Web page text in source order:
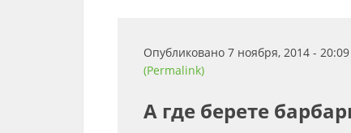
Опубликовано 7 ноября, 2014 -
(Permalink)
А где берете